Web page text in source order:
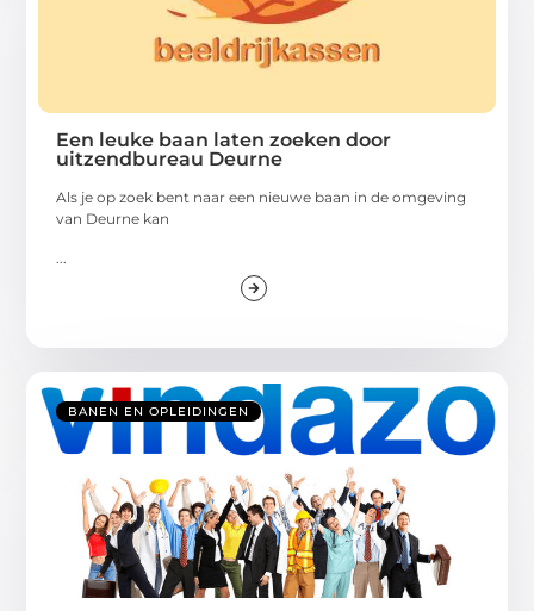
Een leuke baan laten zoeken door
uitzendbureau Deurne
Als je op zoek bent naar een nieuwe baan in de omgeving
van Deurne kan
BANEN EN OPLEIDINGEN